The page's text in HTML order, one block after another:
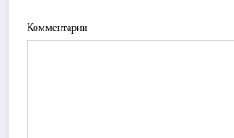
Комментарии